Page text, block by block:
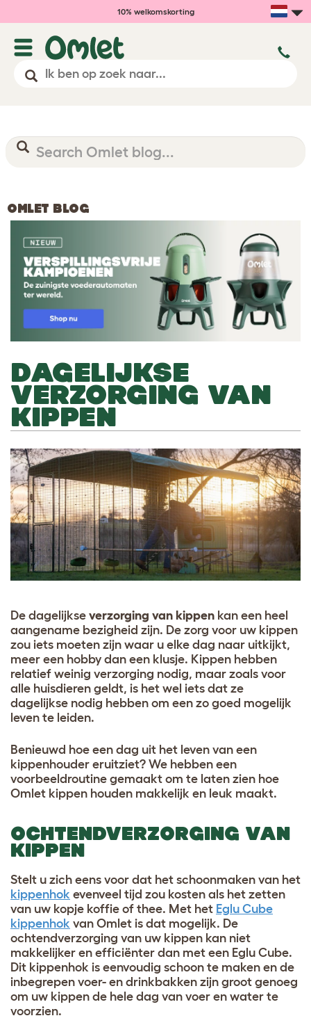
10% welkomskorting
OMLET BLOG
DAGELIJKSE
VERZORGING VAN
KIPPEN
De dagelijkse verzorging van kippen kan een heel
aangename bezigheid zijn. De zorg voor uw kippen
zou iets moeten zijn waar u elke dag naar uitkijkt,
meer een hobby dan een klusje. Kippen hebben
relatief weinig verzorging nodig, maar zoals voor
alle huisdieren geldt, is het wel iets dat ze
dagelijkse nodig hebben om een zo goed mogelijk
leven te leiden.
Benieuwd hoe een dag uit het leven van een
kippenhouder eruitziet? We hebben een
voorbeeldroutine gemaakt om te laten zien hoe
Omlet kippen houden makkelijk en leuk maakt.
OCHTENDVERZORGING VAN
KIPPEN
Stelt u zich eens voor dat het schoonmaken van het
kippenhok evenveel tijd zou kosten als het zetten
van uw kopje koffie of thee. Met het Eglu Cube
kippenhok van Omlet is dat mogelijk. De
ochtendverzorging van uw kippen kan niet
makkelijker en efficiënter dan met een Eglu Cube.
Dit kippenhok is eenvoudig schoon te maken en de
inbegrepen voer- en drinkbakken zijn groot genoeg
om uw kippen de hele dag van voer en water te
voorzien.